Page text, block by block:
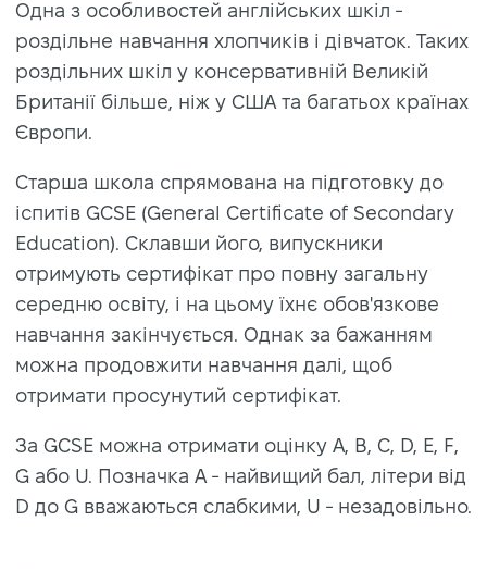
Одна з особливостей англійських шкіл -
роздільне навчання хлопчиків і дівчаток. Таких
роздільних шкіл у консервативній Великій
Британії більше, ніж у США та багатьох країнах
Європи.
Старша школа спрямована на підготовку до
іспитів GCSE (General Certificate of Secondary
Education). Склавши його, випускники
отримують сертифікат про повну загальну
середню освіту, і на цьому їхнє обов'язкове
навчання закінчується. Однак за бажанням
можна продовжити навчання далі, щоб
отримати просунутий сертифікат.
За GCSE можна отримати оцінку A, B, C, D, E, F,
G або U. Позначка A - найвищий бал, літери від
D до G вважаються слабкими, U - незадовільно.